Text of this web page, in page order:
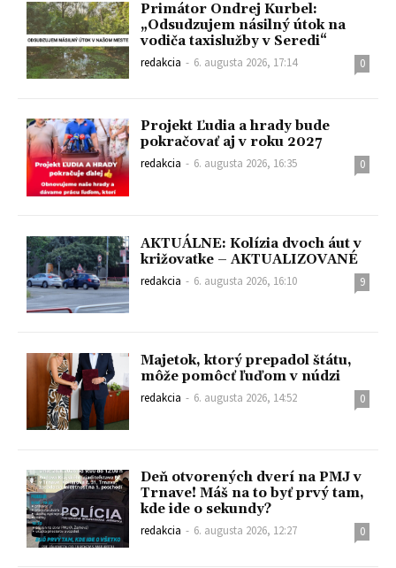
Primátor Ondrej Kurbel:
„Odsudzujem násilný útok na
vodiča taxislužby v Seredi“
redakcia - 6. augusta 2026, 17:14 0
Projekt Ľudia a hrady bude
pokračovať aj v roku 2027
redakcia - 6. augusta 2026, 16:35 0
AKTUÁLNE: Kolízia dvoch áut v
križovatke – AKTUALIZOVANÉ
redakcia - 6. augusta 2026, 16:10 9
Majetok, ktorý prepadol štátu,
môže pomôcť ľuďom v núdzi
redakcia - 6. augusta 2026, 14:52 0
Deň otvorených dverí na PMJ v
Trnave! Máš na to byť prvý tam,
kde ide o sekundy?
redakcia - 6. augusta 2026, 12:27 0